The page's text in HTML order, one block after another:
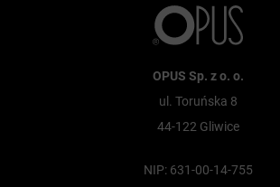
OPUS Sp. z o. o.
ul. Toruńska 8
44-122 Gliwice
NIP: 631-00-14-755